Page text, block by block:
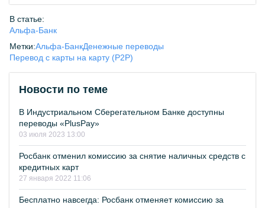
В статье:
Альфа-Банк
Метки:Альфа-БанкДенежные переводы
Перевод с карты на карту (P2P)
Новости по теме
В Индустриальном Сберегательном Банке доступны
переводы «PlusPay»
03 июля 2023 13:00
Росбанк отменил комиссию за снятие наличных средств с
кредитных карт
27 января 2022 11:06
Бесплатно навсегда: Росбанк отменяет комиссию за